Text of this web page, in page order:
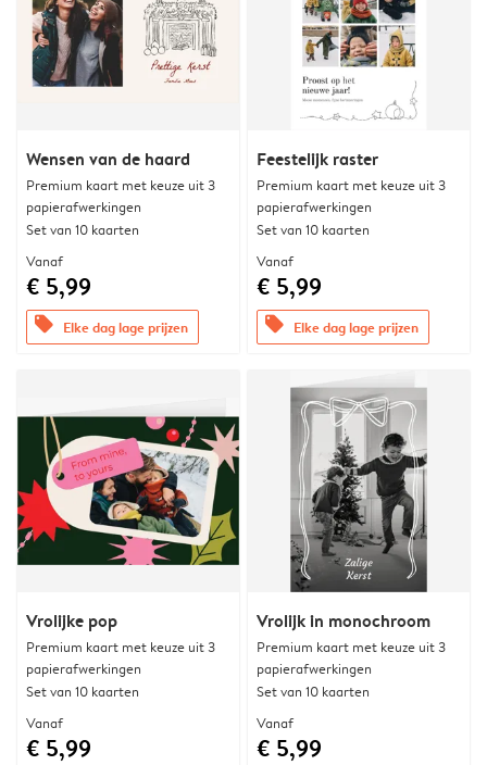
Wensen van de haard
Premium kaart met keuze uit 3
papierafwerkingen
Set van 10 kaarten
Vanaf
€ 5,99
offers Elke dag lage prijzen
Feestelijk raster
Premium kaart met keuze uit 3
papierafwerkingen
Set van 10 kaarten
Vanaf
€ 5,99
offers Elke dag lage prijzen
Vrolijke pop
Premium kaart met keuze uit 3
papierafwerkingen
Set van 10 kaarten
Vanaf
€ 5,99
Vrolijk in monochroom
Premium kaart met keuze uit 3
papierafwerkingen
Set van 10 kaarten
Vanaf
€ 5,99